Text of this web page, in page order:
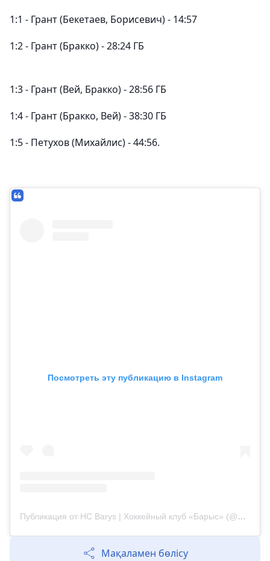
1:1 - Грант (Бекетаев, Борисевич) - 14:57
1:2 - Грант (Бракко) - 28:24 ГБ
1:3 - Грант (Вей, Бракко) - 28:56 ГБ
1:4 - Грант (Бракко, Вей) - 38:30 ГБ
1:5 - Петухов (Михайлис) - 44:56.
Посмотреть эту публикацию в Instagram
Публикация от HC Barys | Хоккейный клуб «Барыс» (@barys_official)
Мақаламен бөлісу